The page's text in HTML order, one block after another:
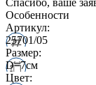
Особенности
Артикул:
25701/05
Размер:
D=7см
Цвет: